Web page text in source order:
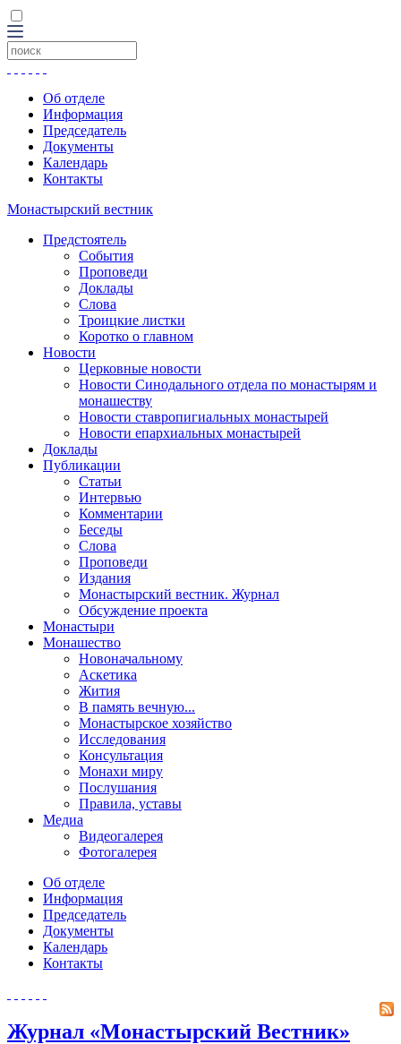
Об отделе
Информация
Председатель
Документы
Календарь
Контакты
Монастырский вестник
Предстоятель
События
Проповеди
Доклады
Слова
Троицкие листки
Коротко о главном
Новости
Церковные новости
Новости Синодального отдела по монастырям и
монашеству
Новости ставропигиальных монастырей
Новости епархиальных монастырей
Доклады
Публикации
Статьи
Интервью
Комментарии
Беседы
Слова
Проповеди
Издания
Монастырский вестник. Журнал
Обсуждение проекта
Монастыри
Монашество
Новоначальному
Аскетика
Жития
В память вечную...
Монастырское хозяйство
Исследования
Консультация
Монахи миру
Послушания
Правила, уставы
Медиа
Видеогалерея
Фотогалерея
Об отделе
Информация
Председатель
Документы
Календарь
Контакты
Журнал «Монастырский Вестник»